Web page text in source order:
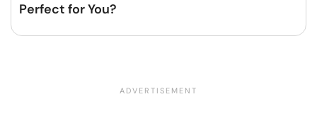
Perfect for You?